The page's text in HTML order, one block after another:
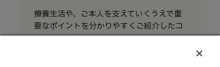
療養生活や、ご本人を支えていくうえで重
要なポイントを分かりやすくご紹介したコ
ンテンツです。